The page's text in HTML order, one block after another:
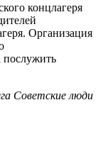
концлагеря
Организация
послужить
Советские люди